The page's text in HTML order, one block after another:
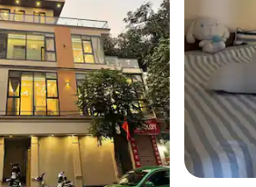
つ星の平均評価